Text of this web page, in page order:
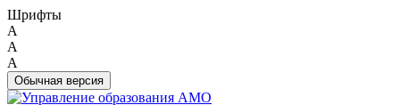
Шрифты
A
A
A
Обычная версия